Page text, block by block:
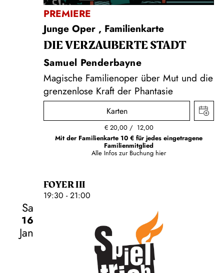
PREMIERE
Junge Oper , Familienkarte
DIE VERZAUBERTE STADT
Samuel Penderbayne
Magische Familienoper über Mut und die
grenzenlose Kraft der Phantasie
Karten
€ 20,00
12,00
Mit der Familienkarte 10 € für jedes eingetragene
Familienmitglied
Alle Infos zur Buchung hier
FOYER III
19:30 - 21:00
Sa
16
Jan